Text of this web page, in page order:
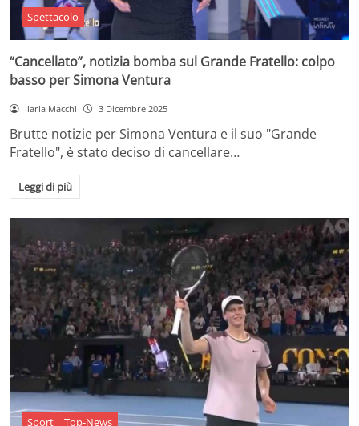
Spettacolo
“Cancellato”, notizia bomba sul Grande Fratello: colpo
basso per Simona Ventura
Ilaria Macchi 3 Dicembre 2025
Brutte notizie per Simona Ventura e il suo "Grande
Fratello", è stato deciso di cancellare…
Leggi di più
Sport Top-News